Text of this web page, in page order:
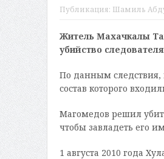
Публикация: Шамиль
Житель Махачкалы
убийство
По данным следствия,
состав которого
Магомедов решил
чтобы завладеть его
1 августа 2010 года